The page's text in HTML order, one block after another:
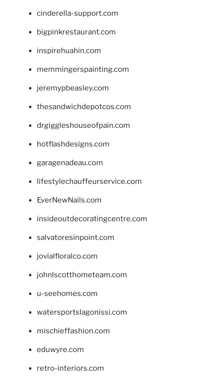
cinderella-support.com
bigpinkrestaurant.com
inspirehuahin.com
memmingerspainting.com
jeremypbeasley.com
thesandwichdepotcos.com
drgiggleshouseofpain.com
hotflashdesigns.com
garagenadeau.com
lifestylechauffeurservice.com
EverNewNails.com
insideoutdecoratingcentre.com
salvatoresinpoint.com
jovialfloralco.com
johnlscotthometeam.com
u-seehomes.com
watersportslagonissi.com
mischieffashion.com
eduwyre.com
retro-interiors.com